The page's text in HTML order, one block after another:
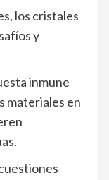
los cristales
y
inmune
materiales en